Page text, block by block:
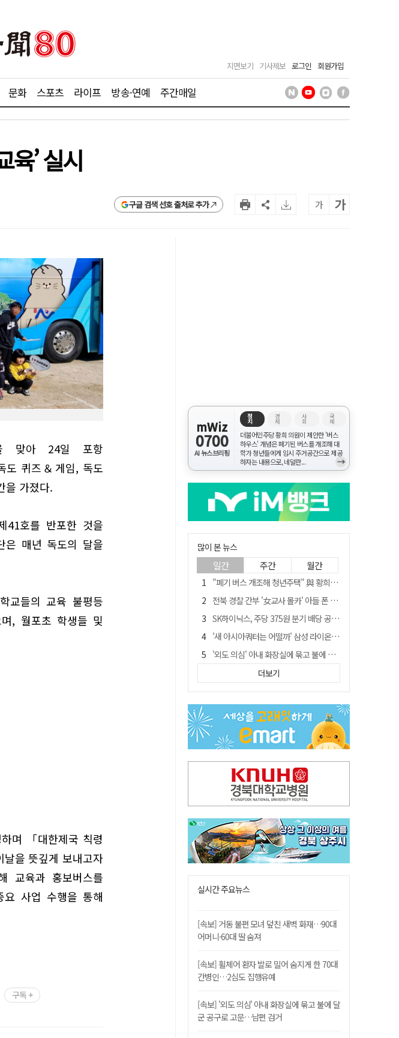
지면보기 기사제보 로그인 회원가입
문화 스포츠 라이프 방송·연예 주간매일
육’ 실시
구글 검색 선호 출처로 추가 가 가
맞아 24일 포항
도 퀴즈＆게임, 독도
을 가졌다.
41호를 반포한 것을
은 매년 독도의 달을
교들의 교육 불평등
, 월포초 학생들 및
며 「대한제국 칙령
을 뜻깊게 보내고자
교육과 홍보버스를
사업 수행을 통해
구독 +
mWiz
0700
AI 뉴스브리핑
정
치
경
제
사
회
국
제
더불어민주당 황희 의원이 제안한 '버스
하우스' 개념은 폐기된 버스를 개조해 대
학가 청년들에게 임시 주거공간으로 제공
하자는 내용으로, 네덜란...
→
많이 본 뉴스
일간 주간 월간
"폐기 버스 개조해 청년주택" 與 황희…'딸 학비는 年 4200만원'
전북 경찰 간부 '女교사 몰카' 아들 폰 부수고…"처벌 못하는 사안" 내부망에 글
SK하이닉스, 주당 375원 분기 배당 공시…"3분기 중 주주환원 방안 확정"
'새 아시아쿼터는 어떨까' 삼성 라이온즈, 새 얼굴 투수 미야모리 영입
'외도 의심' 아내 화장실에 묶고 불에 달군 공구로 고문…남편 검거
박권현 청도군수, '햇빛 연금 사업' 공약 시동걸어
경찰, 9월 초부터 상피제 전격 실시…가족 사건 수사 못해
"3세 아동 학대"…대구 북구 국공립어린이집 교사 2명 검찰 송치
봉화서 주택 에어컨 실외기에서 시작된 불… 주택 화재로 번져
더보기
실시간 주요뉴스
[속보] 거동 불편 모녀 덮친 새벽 화재…90대
어머니·60대 딸 숨져
[속보] 휠체어 환자 발로 밀어 숨지게 한 70대
간병인…2심도 집행유예
[속보] '외도 의심' 아내 화장실에 묶고 불에 달
군 공구로 고문…남편 검거